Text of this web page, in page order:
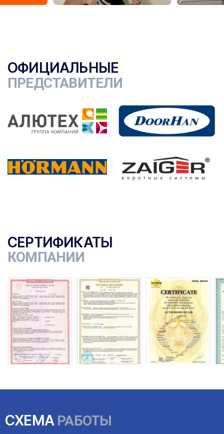
ОФИЦИАЛЬНЫЕ
ПРЕДСТАВИТЕЛИ
СЕРТИФИКАТЫ
КОМПАНИИ
СХЕМАРАБОТЫ